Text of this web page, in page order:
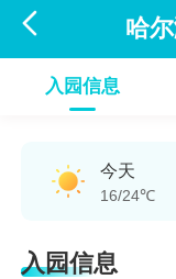
 哈
入园信息
今天
16/24℃
入园信息